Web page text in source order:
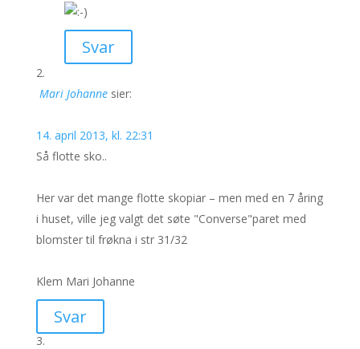
Svar
Mari Johanne sier:
14. april 2013, kl. 22:31
Så flotte sko..
Her var det mange flotte skopiar – men med en 7 åring
i huset, ville jeg valgt det søte "Converse"paret med
blomster til frøkna i str 31/32
Klem Mari Johanne
Svar